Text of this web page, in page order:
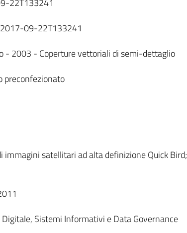
22T133241
09-22T133241
- 2003 - Coperture vettoriali di semi-dettaglio
preconfezionato
immagini satellitari ad alta definizione Quick Bird;
Sistemi Informativi e Data Governance